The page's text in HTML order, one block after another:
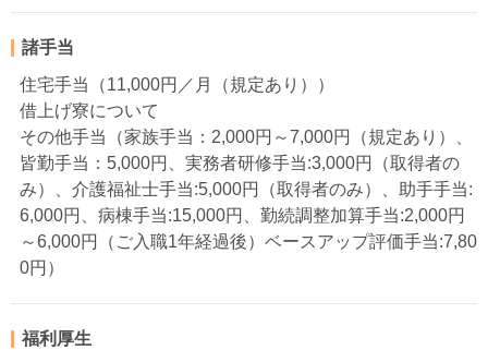
諸手当
住宅手当（11,000円／月（規定あり））
借上げ寮について
その他手当（家族手当：2,000円～7,000円（規定あり）、
皆勤手当：5,000円、実務者研修手当:3,000円（取得者の
み）、介護福祉士手当:5,000円（取得者のみ）、助手手当:
6,000円、病棟手当:15,000円、勤続調整加算手当:2,000円
～6,000円（ご入職1年経過後）ベースアップ評価手当:7,80
0円）
福利厚生